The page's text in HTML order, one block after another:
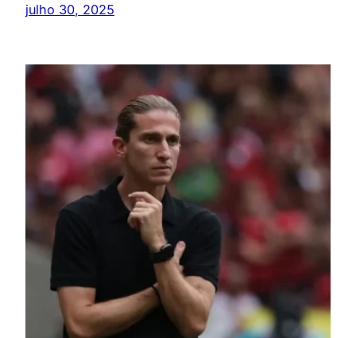
julho 30, 2025